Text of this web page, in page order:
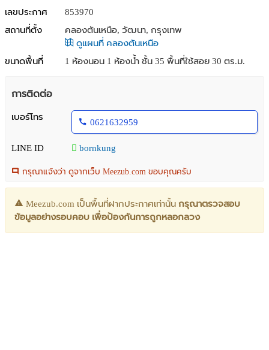
เลขประกาศ
853970
สถานที่ตั้ง
คลองตันเหนือ, วัฒนา, กรุงเทพ
ดูแผนที่ คลองตันเหนือ
ขนาดพื้นที่
1 ห้องนอน 1 ห้องน้ำ ชั้น 35 พื้นที่ใช้สอย 30 ตร.ม.
การติดต่อ
เบอร์โทร
0621632959
LINE ID bornkung
กรุณาแจ้งว่า ดูจากเว็บ Meezub.com ขอบคุณครับ
Meezub.com เป็นพื้นที่ฝากประกาศเท่านั้น กรุณาตรวจสอบ
ข้อมูลอย่างรอบคอบ เพื่อป้องกันการถูกหลอกลวง